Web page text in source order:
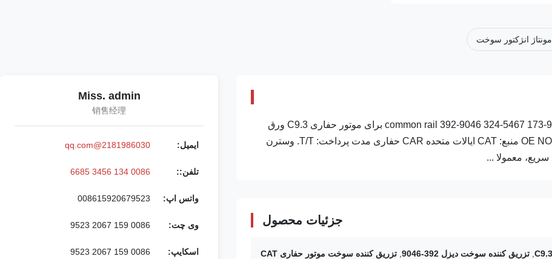
مونتاژ انژکتور سوخت
تزریق کننده سوخت دیزل common rail 392-9046 324-5467 173-9272 304-3637 232-1173 382-0709 برای موتور حفاری C9.3 ورق
اطلاعات دقیق محصول: شماره قسمت: 324-5467 OE NO: 173-9272 منبع: CAT ایالات متحده CAR حفاری مدت پرداخت: T/T. وسترن
جزئیات محصول
تزریق کننده سوخت دیزل 392-9046 تزریق کننده سوخت موتور حفاری CAT
Miss. admin
销售经理
ایمیل: 2181986030@qq.com
تلفن:: 0086 134 3456 6685
واتس اپ: 008615920679523
وی چت: 0086 159 2067 9523
اسکایپ: 0086 159 2067 9523